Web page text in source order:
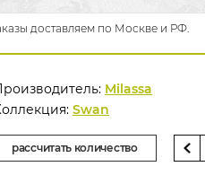
Под кирпич
Однотонные
Цветы
Дамаск
рисунки
доставляем по Москве и РФ.
Milassa
Swan
рассчитать количество